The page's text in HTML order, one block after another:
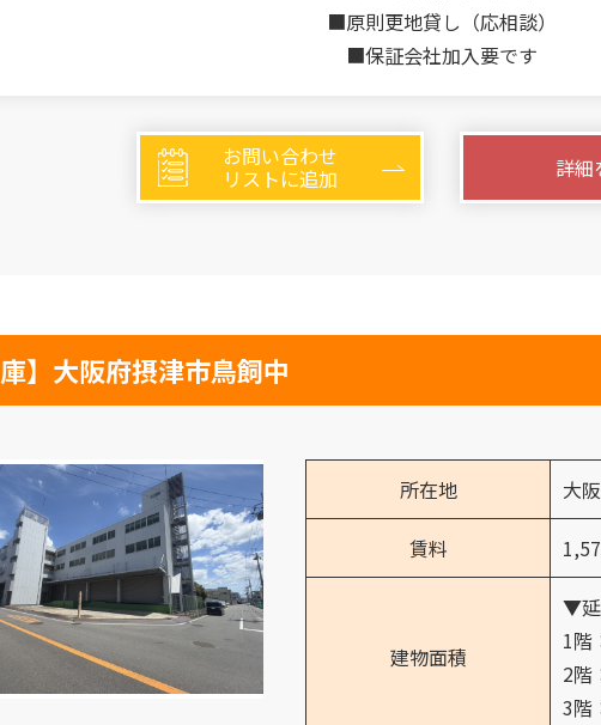
■原則更地貸し（応相談）
■保証会社加入要です
お問い合わせ
リストに追加 詳細
】大阪府摂津市鳥飼中
所在地 大
賃料
建物面積
▼延
1階
2階
3階